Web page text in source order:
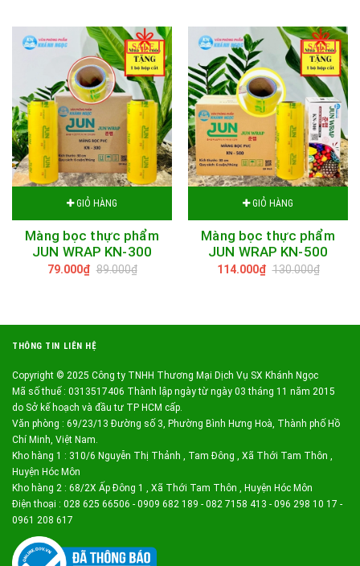
SALE
GIỎ HÀNG
Màng bọc thực phẩm
JUN WRAP KN-300
79.000₫ 89.000₫
SALE
GIỎ HÀNG
Màng bọc thực phẩm
JUN WRAP KN-500
114.000₫ 130.000₫
THÔNG TIN LIÊN HỆ
Copyright © 2025 Công ty TNHH Thương Mại Dịch Vụ SX Khánh Ngọc
Mã số thuế : 0313517406 Thành lập ngày từ ngày 03 tháng 11 năm 2015
do Sở kế hoạch và đầu tư TP HCM cấp.
Văn phòng : 69/23/13 Đường số 3, Phường Bình Hưng Hoà, Thành phố Hồ
Chí Minh, Việt Nam.
Kho hàng 1 : 310/6 Nguyễn Thị Thảnh , Tam Đông , Xã Thới Tam Thôn ,
Huyện Hóc Môn
Kho hàng 2 : 68/2X Ấp Đông 1 , Xã Thới Tam Thôn , Huyện Hóc Môn
Điện thoại : 028 625 66506 - 0909 682 189 - 082 7158 413 - 096 298 10 17 -
0961 208 617